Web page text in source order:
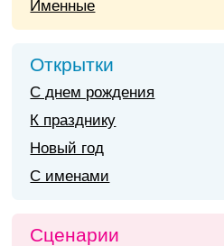
Именные
Открытки
С днем рождения
К празднику
Новый год
С именами
Сценарии